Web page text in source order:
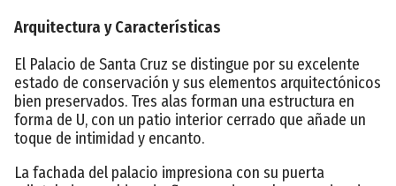
Arquitectura y Características
El Palacio de Santa Cruz se distingue por su excelente
estado de conservación y sus elementos arquitectónicos
bien preservados. Tres alas forman una estructura en
forma de U, con un patio interior cerrado que añade un
toque de intimidad y encanto.
La fachada del palacio impresiona con su puerta